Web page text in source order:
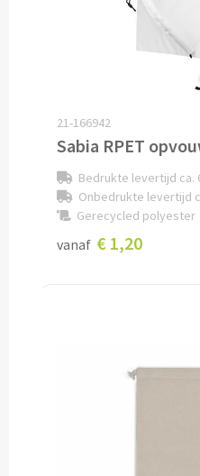
Notitieboekjes bedrukken
Notitieblokken bedrukken
Documentmappen
Klemborden bedrukken
Memo sets bedrukken
21-166942
Sabia RPET
Bedrukte levertijd ca.
Onbedrukte levertijd
Gerecycled polyester
vanaf € 1,20